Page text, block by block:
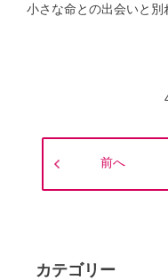
小さな命との出会いと別
前へ
カテゴリー